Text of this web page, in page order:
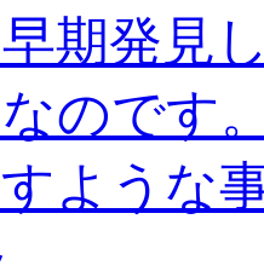
期発見
のです
ような